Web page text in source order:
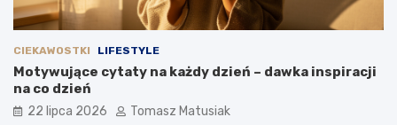
CIEKAWOSTKI LIFESTYLE
Motywujące cytaty na każdy dzień – dawka inspiracji
na co dzień
22 lipca 2026 Tomasz Matusiak